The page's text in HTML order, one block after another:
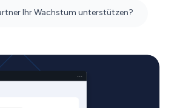
Ihr Wachstum unterstützen?